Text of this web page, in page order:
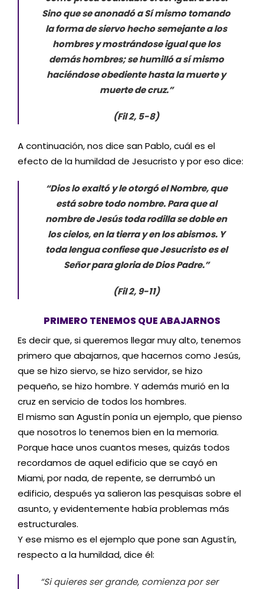
Sino que se anonadó a Sí mismo tomando
la forma de siervo hecho semejante a los
hombres y mostrándose igual que los
demás hombres; se humilló a sí mismo
haciéndose obediente hasta la muerte y
muerte de cruz.”
(Fil 2, 5-8)
A continuación, nos dice san Pablo, cuál es el
efecto de la humildad de Jesucristo y por eso dice:
“Dios lo exaltó y le otorgó el Nombre, que
está sobre todo nombre. Para que al
nombre de Jesús toda rodilla se doble en
los cielos, en la tierra y en los abismos. Y
toda lengua confiese que Jesucristo es el
Señor para gloria de Dios Padre.”
(Fil 2, 9-11)
PRIMERO TENEMOS QUE ABAJARNOS
Es decir que, si queremos llegar muy alto, tenemos
primero que abajarnos, que hacernos como Jesús,
que se hizo siervo, se hizo servidor, se hizo
pequeño, se hizo hombre. Y además murió en la
cruz en servicio de todos los hombres.
El mismo san Agustín ponía un ejemplo, que pienso
que nosotros lo tenemos bien en la memoria.
Porque hace unos cuantos meses, quizás todos
recordamos de aquel edificio que se cayó en
Miami, por nada, de repente, se derrumbó un
edificio, después ya salieron las pesquisas sobre el
asunto, y evidentemente había problemas más
estructurales.
Y ese mismo es el ejemplo que pone san Agustín,
respecto a la humildad, dice él:
“Si quieres ser grande, comienza por ser